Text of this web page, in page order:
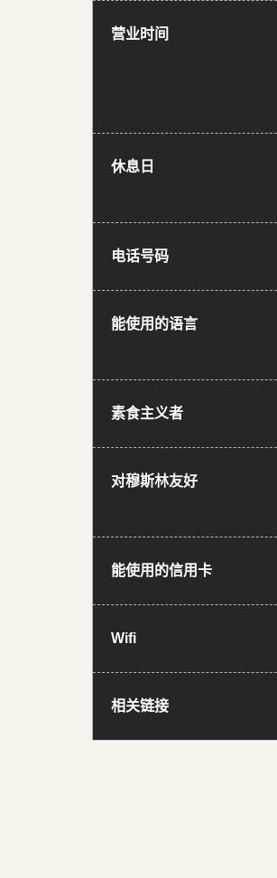
营业时间
休息日
电话号码
能使用的语言
素食主义者
对穆斯林友好
能使用的信用卡
Wifi
相关链接